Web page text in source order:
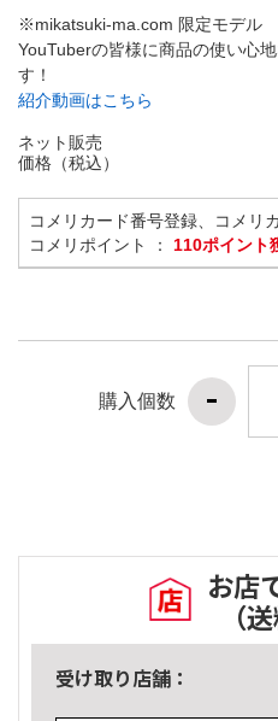
※mikatsuki-ma.com 限定モデル
YouTuberの皆様に商品の使い心
す！
紹介動画はこちら
ネット販売
価格（税込）
コメリカード番号登録、コメリ
コメリポイント ： 110ポイント
購入個数
お店
（
受け取り店舗：